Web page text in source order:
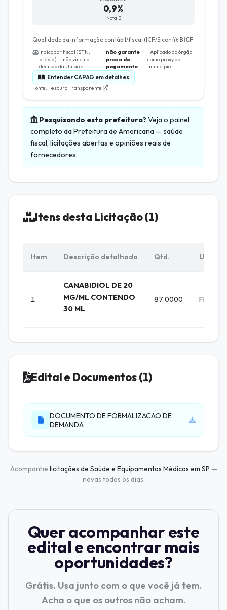
0,9%
Nota B
Qualidade da informação contábil/fiscal (ICF/Siconfi): BICF
Indicador fiscal (STN,
prévia) — não vincula
decisão da União e
não garante
prazo de
pagamento
. Aplicado ao órgão
como proxy do
município.
Entender CAPAG em detalhes
Fonte: Tesouro Transparente
Pesquisando esta prefeitura?Veja o painel
completo daPrefeitura de Americana — saúde
fiscal, licitações abertas e opiniões reais de
fornecedores.
Itens desta Licitação (1)
Item Descrição detalhada Qtd. Unid.
1
CANABIDIOL DE 20
MG/ML CONTENDO
30 ML
87.0000 FRASCO
Edital e Documentos (1)
DOCUMENTO DE FORMALIZACAO DE
DEMANDA
Acompanhe licitações de Saúde e Equipamentos Médicos em SP —
novas todos os dias.
Quer acompanhar este
edital e encontrar mais
oportunidades?
Grátis. Usa junto com o que você já tem.
Acha o que os outros não acham.